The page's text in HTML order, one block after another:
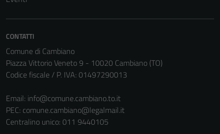
CONTATTI
Comune di Cambiano
Piazza Vittorio Veneto 9 - 10020 Cambiano (TO)
Codice fiscale / P. IVA: 01497290013
Email: info@comune.cambiano.to.it
PEC: comune.cambiano@legalmail.it
Centralino unico: 011 9440105